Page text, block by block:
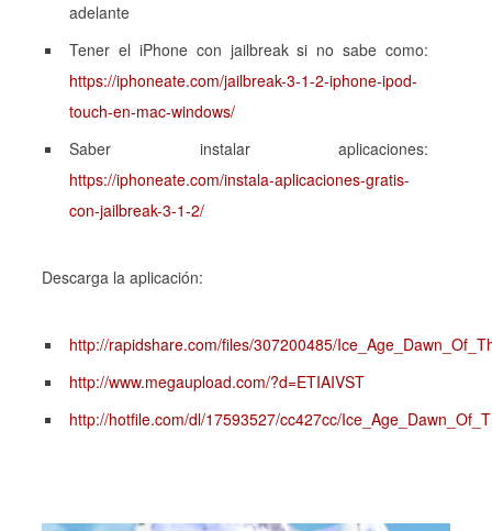
adelante
Tener el iPhonecon jailbreaksi no sabe como:
https://iphoneate.com/jailbreak-3-1-2-iphone-ipod-
touch-en-mac-windows/
Saber instalar aplicaciones:
https://iphoneate.com/instala-aplicaciones-gratis-
con-jailbreak-3-1-2/
Descarga la aplicación:
http://rapidshare.com/files/307200485/
http://www.megaupload.com/?d=ETIAIVST
http://hotfile.com/dl/17593527/cc427cc/